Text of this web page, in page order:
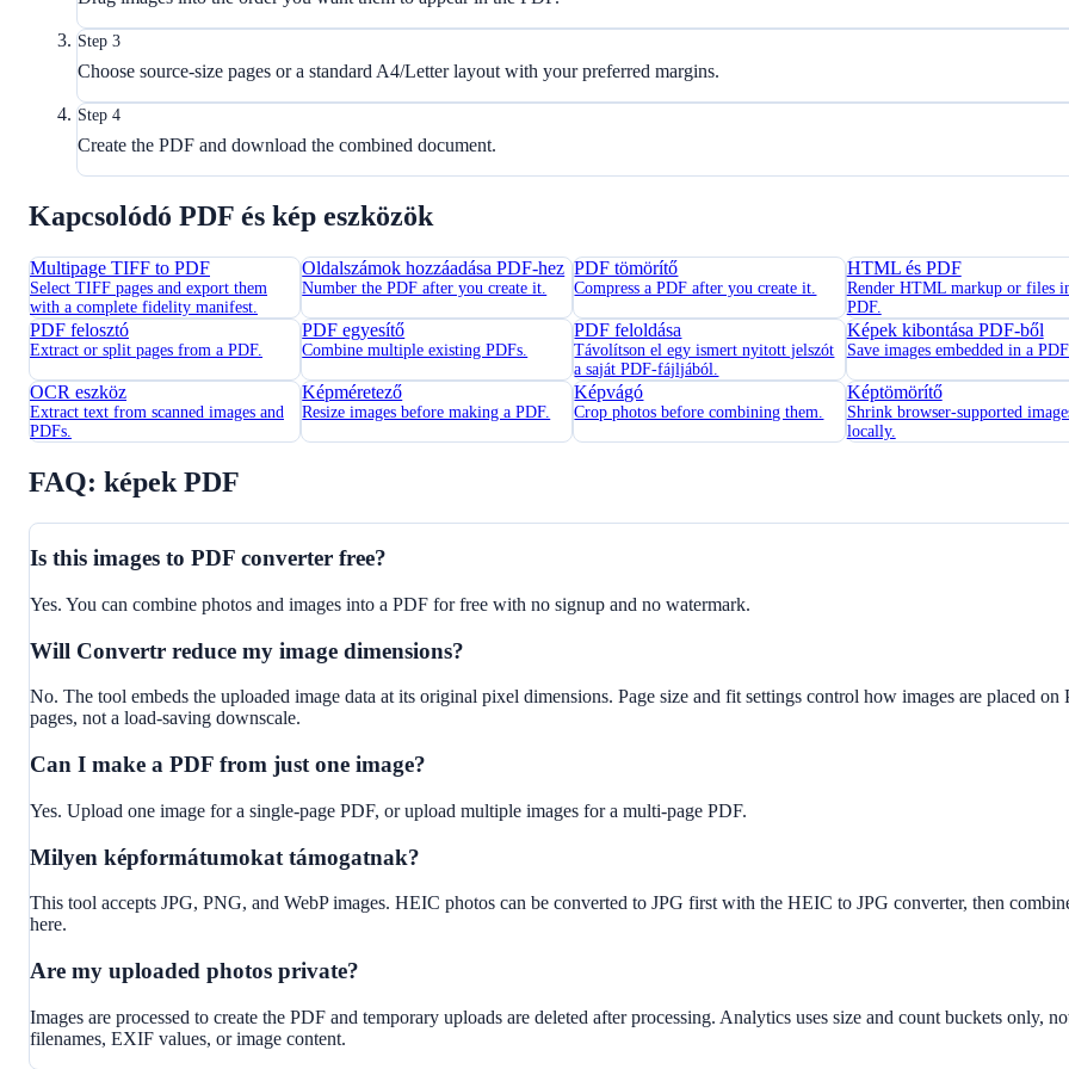
Step 3
Choose source-size pages or a standard A4/Letter layout with your preferred margins.
Step 4
Create the PDF and download the combined document.
Kapcsolódó PDF és kép eszközök
Multipage TIFF to PDF
Select TIFF pages and export them
with a complete fidelity manifest.
Oldalszámok hozzáadása PDF-hez
Number the PDF after you create it.
PDF tömörítő
Compress a PDF after you create it.
HTML és PDF
Render HTML markup or files
PDF.
PDF felosztó
Extract or split pages from a PDF.
PDF egyesítő
Combine multiple existing PDFs.
PDF feloldása
Távolítson el egy ismert nyitott jelszót
a saját PDF-fájljából.
Képek kibontása PDF-ből
Save images embedded in a PDF.
OCR eszköz
Extract text from scanned images and
PDFs.
Képméretező
Resize images before making a PDF.
Képvágó
Crop photos before combining them.
Képtömörítő
Shrink browser-supported
locally.
FAQ: képek PDF
Is this images to PDF converter free?
Yes. You can combine photos and images into a PDF for free with no signup and no watermark.
Will Convertr reduce my image dimensions?
No. The tool embeds the uploaded image data at its original pixel dimensions. Page size and fit settings control how images are placed on
pages, not a load-saving downscale.
Can I make a PDF from just one image?
Yes. Upload one image for a single-page PDF, or upload multiple images for a multi-page PDF.
Milyen képformátumokat támogatnak?
This tool accepts JPG, PNG, and WebP images. HEIC photos can be converted to JPG first with the HEIC to JPG converter, then
here.
Are my uploaded photos private?
Images are processed to create the PDF and temporary uploads are deleted after processing. Analytics uses size and count buckets only,
filenames, EXIF values, or image content.